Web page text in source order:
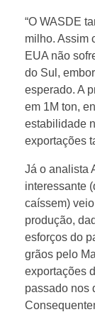
n
c
i
p
a
i
s
t
“O WASDE
milho. Assim
EUA não
do Sul,
esperado. A
em 1M ton,
estabilidade
exportações
Já o analista
interessante
caíssem)
produção,
esforços do
grãos pelo
exportações
passado nos